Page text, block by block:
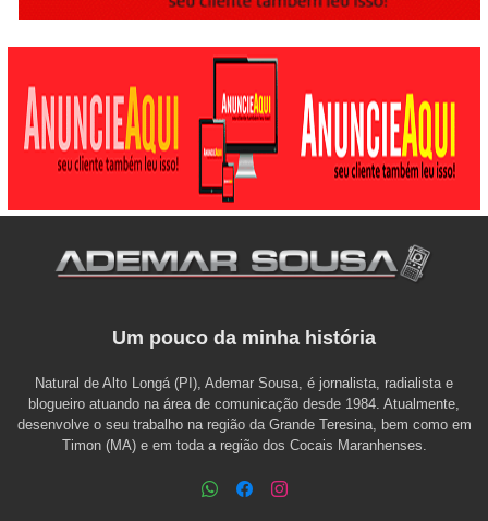
Um pouco da minha história
Natural de Alto Longá (PI), Ademar Sousa, é jornalista, radialista e
blogueiro atuando na área de comunicação desde 1984. Atualmente,
desenvolve o seu trabalho na região da Grande Teresina, bem como em
Timon (MA) e em toda a região dos Cocais Maranhenses.